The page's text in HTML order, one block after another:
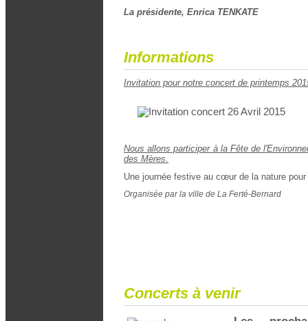
La présidente, Enrica TENKATE
Informations
Invitation pour notre concert de printemps
Nous allons participer à la Fête de
des Mères.
Une journée festive au cœur de la nature
Organisée par la ville de La Ferté-Bernard
Concerts à venir